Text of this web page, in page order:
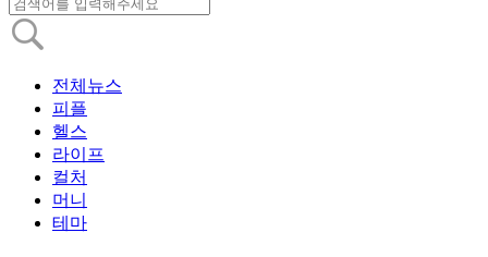
전체뉴스
피플
헬스
라이프
컬처
머니
테마